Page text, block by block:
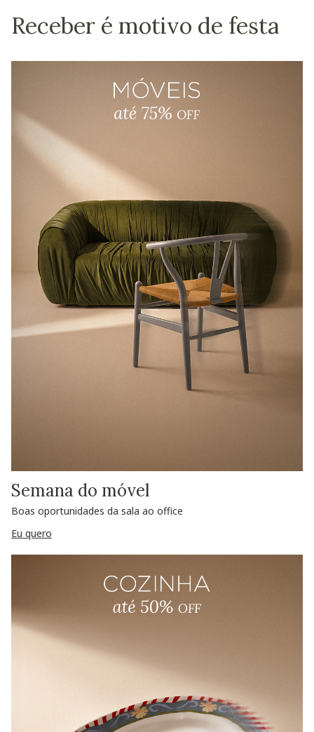
Receber é motivo de festa
Semana do móvel
Boas oportunidades da sala ao office
Eu quero